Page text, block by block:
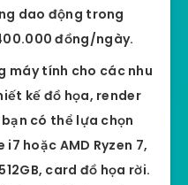
dao động trong
đồng/ngày.
máy tính cho các nhu
kế đồ họa, render
có thể lựa chọn
i7 hoặc AMD Ryzen 7,
card đồ họa rời.